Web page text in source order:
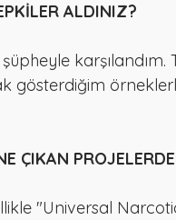
ALDINIZ?
gösterdiğim
ÇIKAN
"Universal